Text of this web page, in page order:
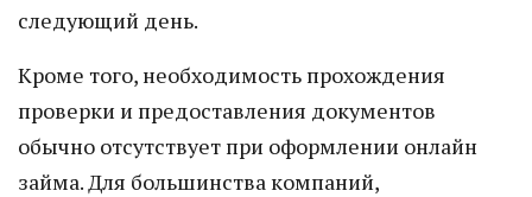
следующий день.
Кроме того, необходимость прохождения
проверки и предоставления документов
обычно отсутствует при оформлении онлайн
займа. Для большинства компаний,